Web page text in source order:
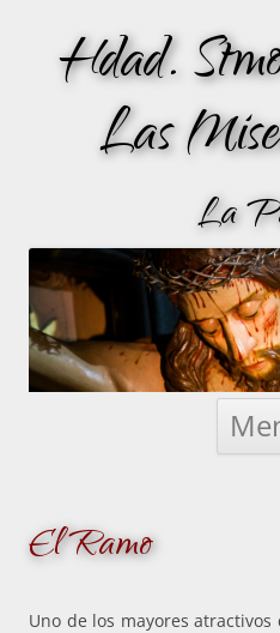
Hdad.
Las
La
El Ramo
Uno de los mayores